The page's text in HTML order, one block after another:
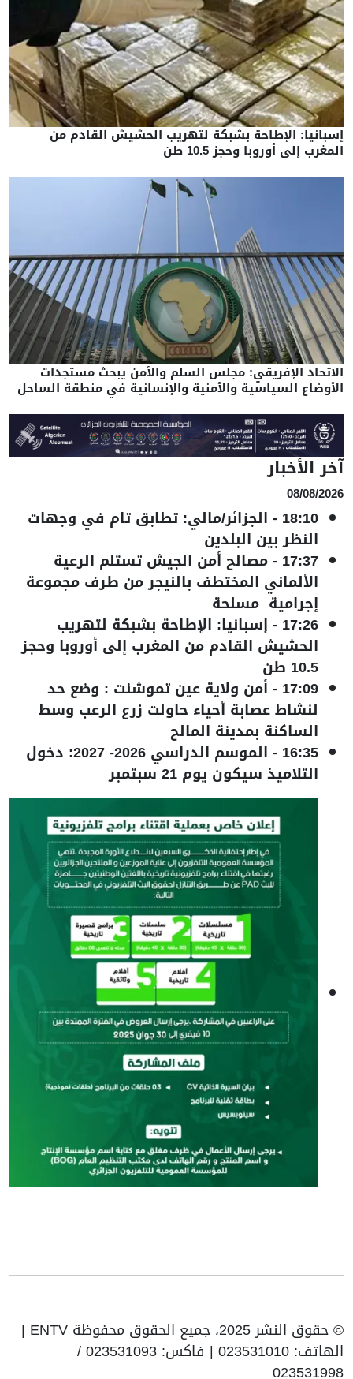
إسبانيا: الإطاحة بشبكة لتهريب الحشيش القادم من
المغرب إلى أوروبا وحجز 10.5 طن
الاتحاد الإفريقي: مجلس السلم والأمن يبحث مستجدات
الأوضاع السياسية والأمنية والإنسانية في منطقة الساحل
آخر الأخبار
08/08/2026
18:10
- الجزائر/مالي: تطابق تام في وجهات
النظر بين البلدين
17:37
-مصالح أمن الجيش تستلم الرعية
الألماني المختطف بالنيجر من طرف مجموعة
إجرامية مسلحة
17:26
- إسبانيا: الإطاحة بشبكة لتهريب
الحشيش القادم من المغرب إلى أوروبا وحجز
10.5 طن
17:09
- أمن ولاية عين تموشنت : وضع حد
لنشاط عصابة أحياء حاولت زرع الرعب وسط
الساكنة بمدينة المالح
16:35
- الموسم الدراسي 2026- 2027: دخول
التلاميذ سيكون يوم 21 سبتمبر
© حقوق النشر 2025، جميع الحقوق محفوظة ENTV |
الهاتف: 023531010 | فاكس: 023531093 /
023531998